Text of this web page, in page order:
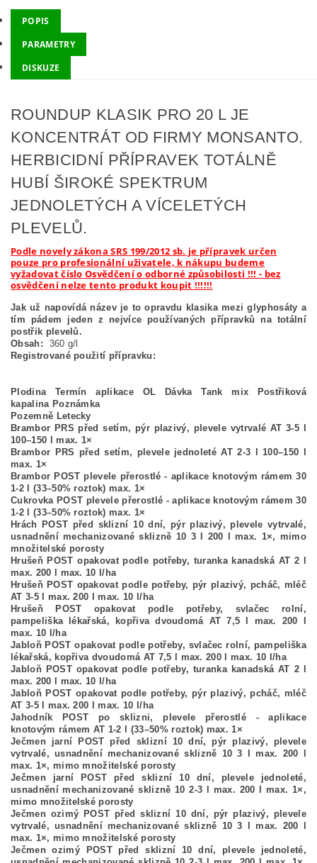
POPIS
PARAMETRY
DISKUZE
ROUNDUP KLASIK PRO 20 L JE
KONCENTRÁT OD FIRMY MONSANTO.
HERBICIDNÍ PŘÍPRAVEK TOTÁLNĚ
HUBÍ ŠIROKÉ SPEKTRUM
JEDNOLETÝCH A VÍCELETÝCH
PLEVELŮ.
Podle novely zákona SRS 199/2012 sb. je přípravek určen
pouze pro profesionální uživatele, k nákupu budeme
vyžadovat číslo Osvědčení o odborné způsobilosti !!! - bez
osvědčení nelze tento produkt koupit !!!!!!
Jak už napovídá název je to opravdu klasika mezi glyphosáty a
tím pádem jeden z nejvíce používaných přípravků na totální
postřik plevelů.
Obsah: 360 g/l
Registrované použití přípravku:
Plodina Termín aplikace OL Dávka Tank mix Postřiková
kapalina Poznámka
Pozemně Letecky
Brambor PRS před setím, pýr plazivý, plevele vytrvalé AT 3-5 l
100–150 l max. 1×
Brambor PRS před setím, plevele jednoleté AT 2-3 l 100–150 l
max. 1×
Brambor POST plevele přerostlé - aplikace knotovým rámem 30
1-2 l (33–50% roztok) max. 1×
Cukrovka POST plevele přerostlé - aplikace knotovým rámem 30
1-2 l (33–50% roztok) max. 1×
Hrách POST před sklizní 10 dní, pýr plazivý, plevele vytrvalé,
usnadnění mechanizované sklizně 10 3 l 200 l max. 1×, mimo
množitelské porosty
Hrušeň POST opakovat podle potřeby, turanka kanadská AT 2 l
max. 200 l max. 10 l/ha
Hrušeň POST opakovat podle potřeby, pýr plazivý, pcháč, mléč
AT 3-5 l max. 200 l max. 10 l/ha
Hrušeň POST opakovat podle potřeby, svlačec rolní,
pampeliška lékařská, kopřiva dvoudomá AT 7,5 l max. 200 l
max. 10 l/ha
Jabloň POST opakovat podle potřeby, svlačec rolní, pampeliška
lékařská, kopřiva dvoudomá AT 7,5 l max. 200 l max. 10 l/ha
Jabloň POST opakovat podle potřeby, turanka kanadská AT 2 l
max. 200 l max. 10 l/ha
Jabloň POST opakovat podle potřeby, pýr plazivý, pcháč, mléč
AT 3-5 l max. 200 l max. 10 l/ha
Jahodník POST po sklizni, plevele přerostlé - aplikace
knotovým rámem AT 1-2 l (33–50% roztok) max. 1×
Ječmen jarní POST před sklizní 10 dní, pýr plazivý, plevele
vytrvalé, usnadnění mechanizované sklizně 10 3 l max. 200 l
max. 1×, mimo množitelské porosty
Ječmen jarní POST před sklizní 10 dní, plevele jednoleté,
usnadnění mechanizované sklizně 10 2-3 l max. 200 l max. 1×,
mimo množitelské porosty
Ječmen ozimý POST před sklizní 10 dní, pýr plazivý, plevele
vytrvalé, usnadnění mechanizované sklizně 10 3 l max. 200 l
max. 1×, mimo množitelské porosty
Ječmen ozimý POST před sklizní 10 dní, plevele jednoleté,